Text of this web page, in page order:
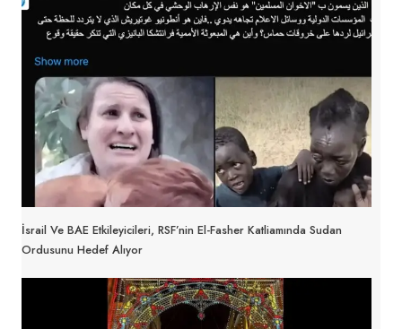
İsrail Ve BAE Etkileyicileri, RSF’nin El-Fasher Katliamında Sudan
Ordusunu Hedef Alıyor